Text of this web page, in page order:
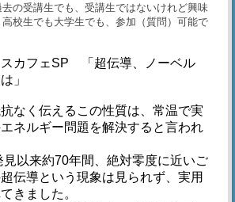
の受講生でも、受講生ではないけれど興味
校生でも大学生でも、参加（質問）可能で
カフェSP 「超伝導、ノーベル
」
なく伝えるこの性質は、常温で実
ネルギー問題を解決すると言われ
見以来約70年間、絶対零度に近いご
伝導という現象は見られず、実用
きました。